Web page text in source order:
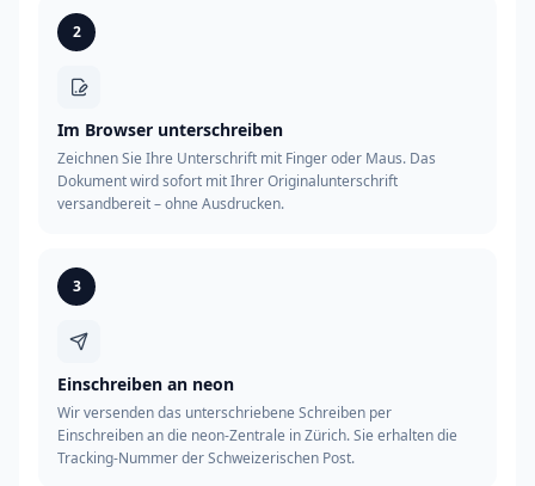
2
Im Browser unterschreiben
Zeichnen Sie Ihre Unterschrift mit Finger oder Maus. Das
Dokument wird sofort mit Ihrer Originalunterschrift
versandbereit – ohne Ausdrucken.
3
Einschreiben an neon
Wir versenden das unterschriebene Schreiben per
Einschreiben an die neon-Zentrale in Zürich. Sie erhalten die
Tracking-Nummer der Schweizerischen Post.